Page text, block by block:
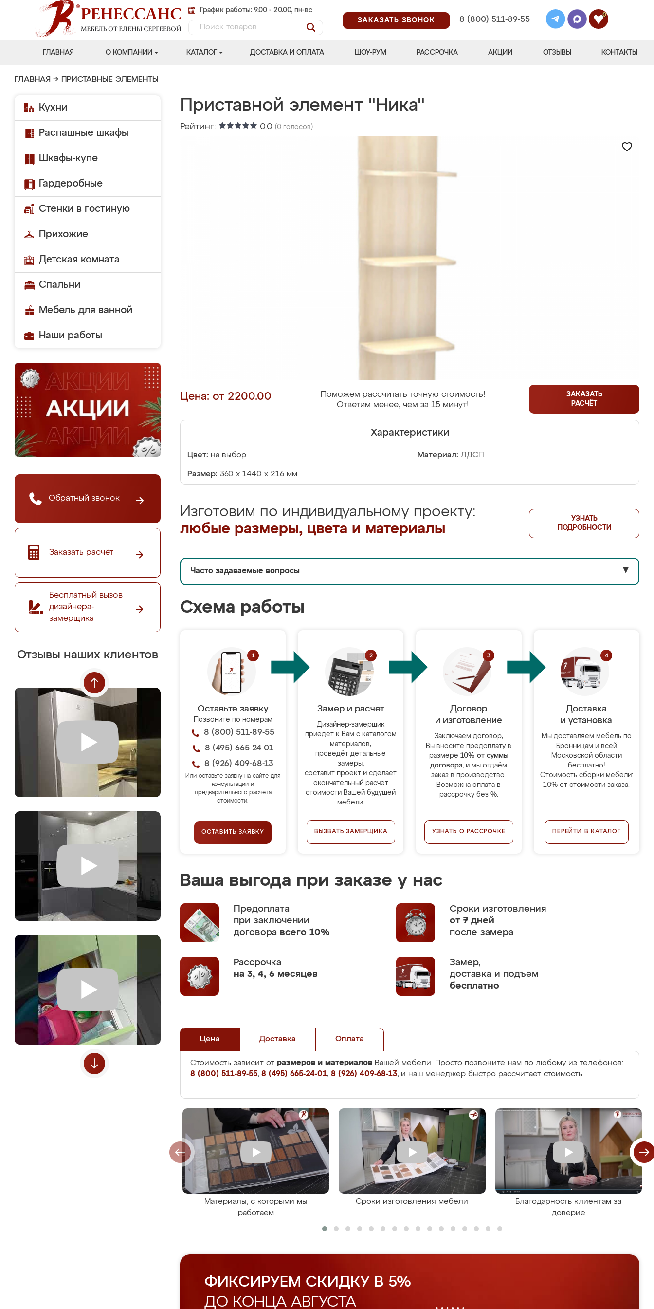
График работы: 9.00 - 20.00, пн-вс
ЗАКАЗАТЬ ЗВОНОК
8 (800) 511-89-55
0
ГЛАВНАЯ О КОМПАНИИ КАТАЛОГ ДОСТАВКА И ОПЛАТА ШОУ-РУМ РАССРОЧКА АКЦИИ ОТЗЫВЫ КОНТАКТЫ
ГЛАВНАЯ → ПРИСТАВНЫЕ ЭЛЕМЕНТЫ
Кухни
Распашные шкафы
Шкафы-купе
Гардеробные
Стенки в гостиную
Прихожие
Детская комната
Спальни
Мебель для ванной
Наши работы
Обратный звонок
Заказать расчёт
Бесплатный вызов
дизайнера-
замерщика
Отзывы наших клиентов
Приставной элемент "Ника"
Рейтинг: 0.0 (0 голосов)
Цена: от 2200.00
Поможем рассчитать точную стоимость!
Ответим менее, чем за 15 минут!
ЗАКАЗАТЬ
РАСЧЁТ
Характеристики
Цвет: на выбор Материал: ЛДСП
Размер: 360 х 1440 х 216 мм
Изготовим по индивидуальному проекту:
любые размеры, цвета и материалы
УЗНАТЬ
ПОДРОБНОСТИ
Часто задаваемые вопросы ▼
Схема работы
Оставьте заявку
Позвоните по номерам
8 (800) 511-89-55
8 (495) 665-24-01
8 (926) 409-68-13
Или оставьте заявку на сайте для
консультации и
предварительного расчёта
стоимости.
ОСТАВИТЬ ЗАЯВКУ
Замер и расчет
Дизайнер-замерщик
приедет к Вам с каталогом
материалов,
проведёт детальные
замеры,
составит проект и сделает
окончательный расчёт
стоимости Вашей будущей
мебели.
ВЫЗВАТЬ ЗАМЕРЩИКА
Договор
и изготовление
Заключаем договор,
Вы вносите предоплату в
размере 10% от суммы
договора, и мы отдаём
заказ в производство.
Возможна оплата в
рассрочку без %.
УЗНАТЬ О РАССРОЧКЕ
Доставка
и установка
Мы доставляем мебель по
Бронницам и всей
Московской области
бесплатно!
Стоимость сборки мебели:
10% от стоимости заказа.
ПЕРЕЙТИ В КАТАЛОГ
Ваша выгода при заказе у нас
Предоплата
при заключении
договора всего 10%
Сроки изготовления
от 7 дней
после замера
Рассрочка
на 3, 4, 6 месяцев
Замер,
доставка и подъем
бесплатно
Цена Доставка Оплата
Стоимость зависит от размеров и материалов Вашей мебели. Просто позвоните нам по любому из телефонов:
8 (800) 511-89-55, 8 (495) 665-24-01, 8 (926) 409-68-13, и наш менеджер быстро рассчитает стоимость.
Материалы, с которыми мы
работаем
Сроки изготовления мебели
Благодарность клиентам за
доверие
ФИКСИРУЕМ СКИДКУ В 5%
ДО КОНЦА АВГУСТА